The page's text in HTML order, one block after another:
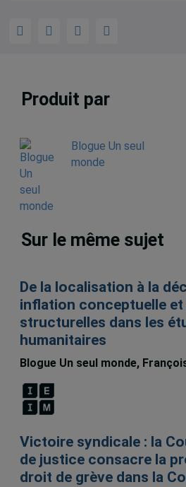
Produit par
Blogue Un seul
monde
Sur le même sujet
De la localisation à la
inflation conceptuelle
structurelles dans les
humanitaires
Blogue Un seul monde,
Victoire syndicale : la
de justice consacre la
droit de grève dans la